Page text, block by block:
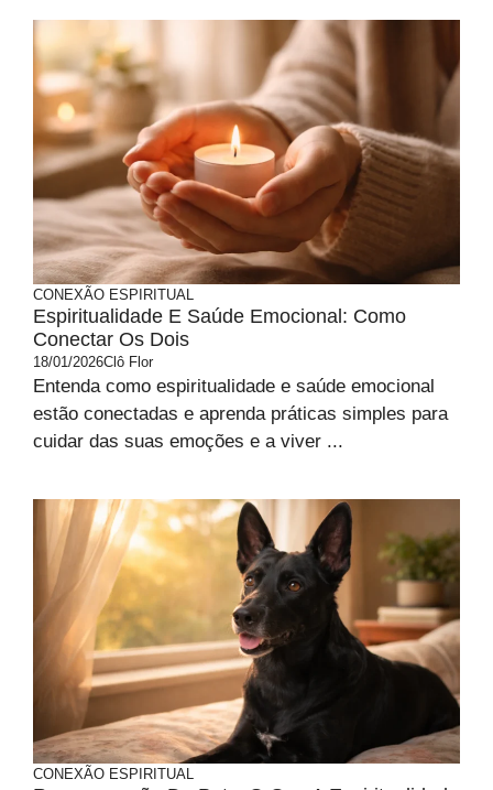
CONEXÃO ESPIRITUAL
Espiritualidade E Saúde Emocional: Como
Conectar Os Dois
18/01/2026Clô Flor
Entenda como espiritualidade e saúde emocional
estão conectadas e aprenda práticas simples para
cuidar das suas emoções e a viver ...
CONEXÃO ESPIRITUAL